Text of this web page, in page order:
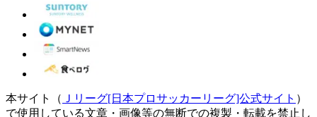
本サイト（ Ｊリーグ[日本プロサッカーリーグ]公式サイト ）
で使用している文章・画像等の無断での複製・転載を禁止し